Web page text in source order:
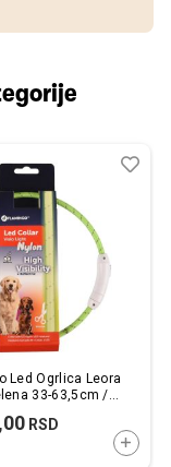
Led Ogrlica Leora
33-63,5cm /
RSD